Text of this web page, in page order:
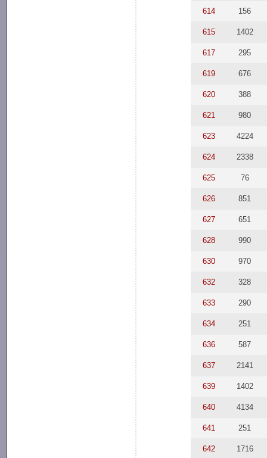
614 156
615 1402
617 295
619 676
620 388
621 980
623 4224
624 2338
625 76
626 851
627 651
628 990
630 970
632 328
633 290
634 251
636 587
637 2141
639 1402
640 4134
641 251
642 1716